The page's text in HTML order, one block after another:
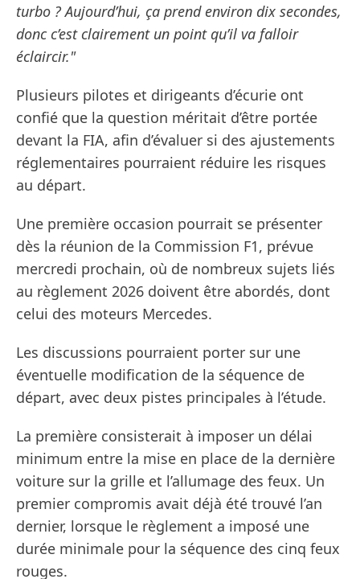
turbo ? Aujourd’hui, ça prend environ dix secondes,
donc c’est clairement un point qu’il va falloir
éclaircir."
Plusieurs pilotes et dirigeants d’écurie ont
confié que la question méritait d’être portée
devant la FIA, afin d’évaluer si des ajustements
réglementaires pourraient réduire les risques
au départ.
Une première occasion pourrait se présenter
dès la réunion de la Commission F1, prévue
mercredi prochain, où de nombreux sujets liés
au règlement 2026 doivent être abordés, dont
celui des moteurs Mercedes.
Les discussions pourraient porter sur une
éventuelle modification de la séquence de
départ, avec deux pistes principales à l’étude.
La première consisterait à imposer un délai
minimum entre la mise en place de la dernière
voiture sur la grille et l’allumage des feux. Un
premier compromis avait déjà été trouvé l’an
dernier, lorsque le règlement a imposé une
durée minimale pour la séquence des cinq feux
rouges.